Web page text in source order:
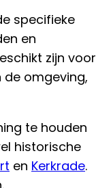
specifieke
en
zijn voor
omgeving,
te houden
historische
en Kerkrade.